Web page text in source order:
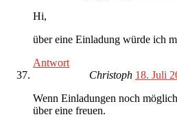
Hi,
über eine Einladung würde ich
Antwort
Christoph 18. Juli
Wenn Einladungen noch
über eine freuen.